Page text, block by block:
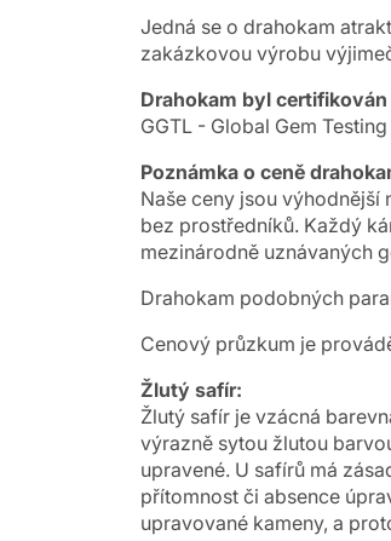
Jedná se o drahokam
zakázkovou výrobu
Drahokam byl
GGTL - Global Gem
Poznámka o ceně
Naše ceny jsou
bez prostředníků. Každý
mezinárodně uznávaných
Drahokam podobných
Cenový průzkum je
Žlutý safír:
Žlutý safír je vzácná
výrazně sytou žlutou
upravené. U safírů má
přítomnost či absence
upravované kameny, a